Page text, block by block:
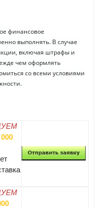
финансовое
выполнять. В случае
включая штрафы и
чем оформлять
со всеми условиями